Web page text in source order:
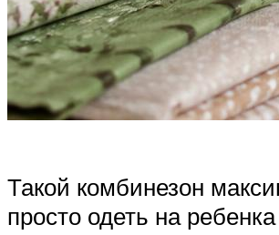
Такой комбинезон
просто одеть на